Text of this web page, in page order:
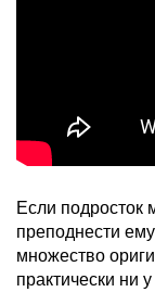
Если
преподнести
множество
практически ни